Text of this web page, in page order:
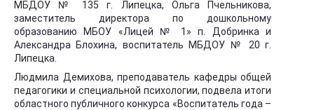
МБДОУ № 135 г. Липецка, Ольга Пчельникова,
заместитель директора по дошкольному
образованию МБОУ «Лицей № 1» п. Добринка и
Александра Блохина, воспитатель МБДОУ № 20 г.
Липецка.
Людмила Демихова, преподаватель кафедры общей
педагогики и специальной психологии, подвела итоги
областного публичного конкурса «Воспитатель года –